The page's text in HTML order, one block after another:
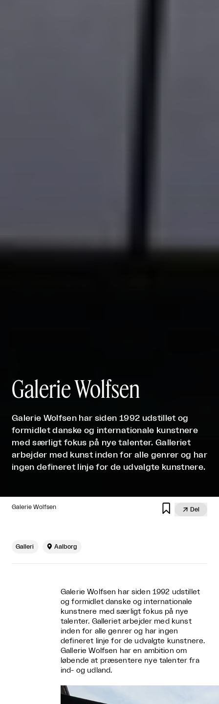
Galerie Wolfsen
Galerie Wolfsen har siden 1992 udstillet og
formidlet danske og internationale kunstnere
med særligt fokus på nye talenter. Galleriet
arbejder med kunst inden for alle genrer og har
ingen defineret linje for de udvalgte kunstnere.
Galerie Wolfsen   Del
Galleri  Aalborg
Galerie Wolfsen har siden 1992 udstillet
og formidlet danske og internationale
kunstnere med særligt fokus på nye
talenter. Galleriet arbejder med kunst
inden for alle genrer og har ingen
defineret linje for de udvalgte kunstnere.
Gallerie Wolfsen har en ambition om
løbende at præsentere nye talenter fra
ind- og udland.